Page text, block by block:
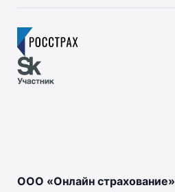
ООО «Онлайн страхование»